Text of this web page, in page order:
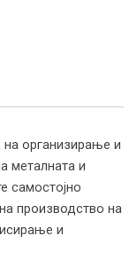
на организирање и
металната и
самостојно
производство на
и